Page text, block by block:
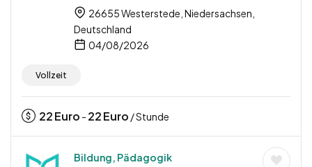
26655 Westerstede, Niedersachsen,
Deutschland
04/08/2026
Vollzeit
22Euro - 22Euro / Stunde
Bildung, Pädagogik